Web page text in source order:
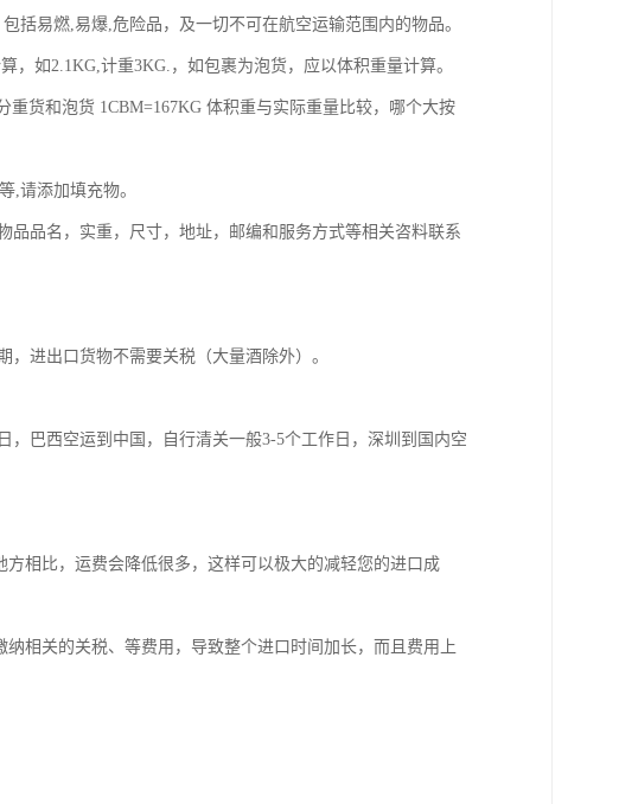
括易燃,易爆,危险品，及一切不可在航空运输范围内的物品。
如2.1KG,计重3KG.，如包裹为泡货，应以体积重量计算。
货和泡货 1CBM=167KG 体积重与实际重量比较，哪个大按
,请添加填充物。
品名，实重，尺寸，地址，邮编和服务方式等相关咨料联系
进出口货物不需要关税（大量酒除外）。
巴西空运到中国，自行清关一般3-5个工作日，深圳到国内空
相比，运费会降低很多，这样可以极大的减轻您的进口成
相关的关税、等费用，导致整个进口时间加长，而且费用上